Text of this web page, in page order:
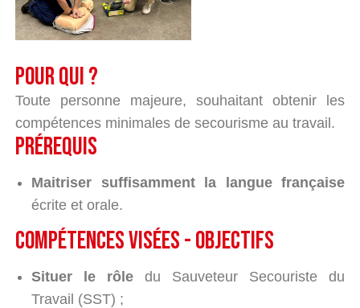
Pour qui ?
Toute personne majeure, souhaitant obtenir les
compétences minimales de secourisme au travail.
PRÉREQUIS
Maitriser suffisamment la langue française
écrite et orale.
compétences visées - objectifs
Situer le rôle du Sauveteur Secouriste du
Travail (SST) ;